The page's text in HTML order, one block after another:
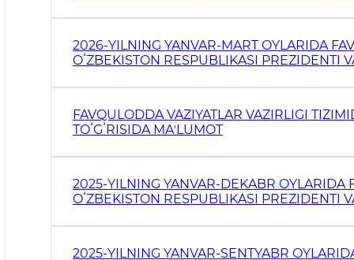
2026-YILNING YANVAR-MART OYLARIDA
OʻZBEKISTON RESPUBLIKASI PREZIDENTI
FAVQULODDA VAZIYATLAR VAZIRLIGI
TOʻGʻRISIDA MAʼLUMOT
2025-YILNING YANVAR-DEKABR OYLARIDA
OʻZBEKISTON RESPUBLIKASI PREZIDENTI
2025-YILNING YANVAR-SENTYABR